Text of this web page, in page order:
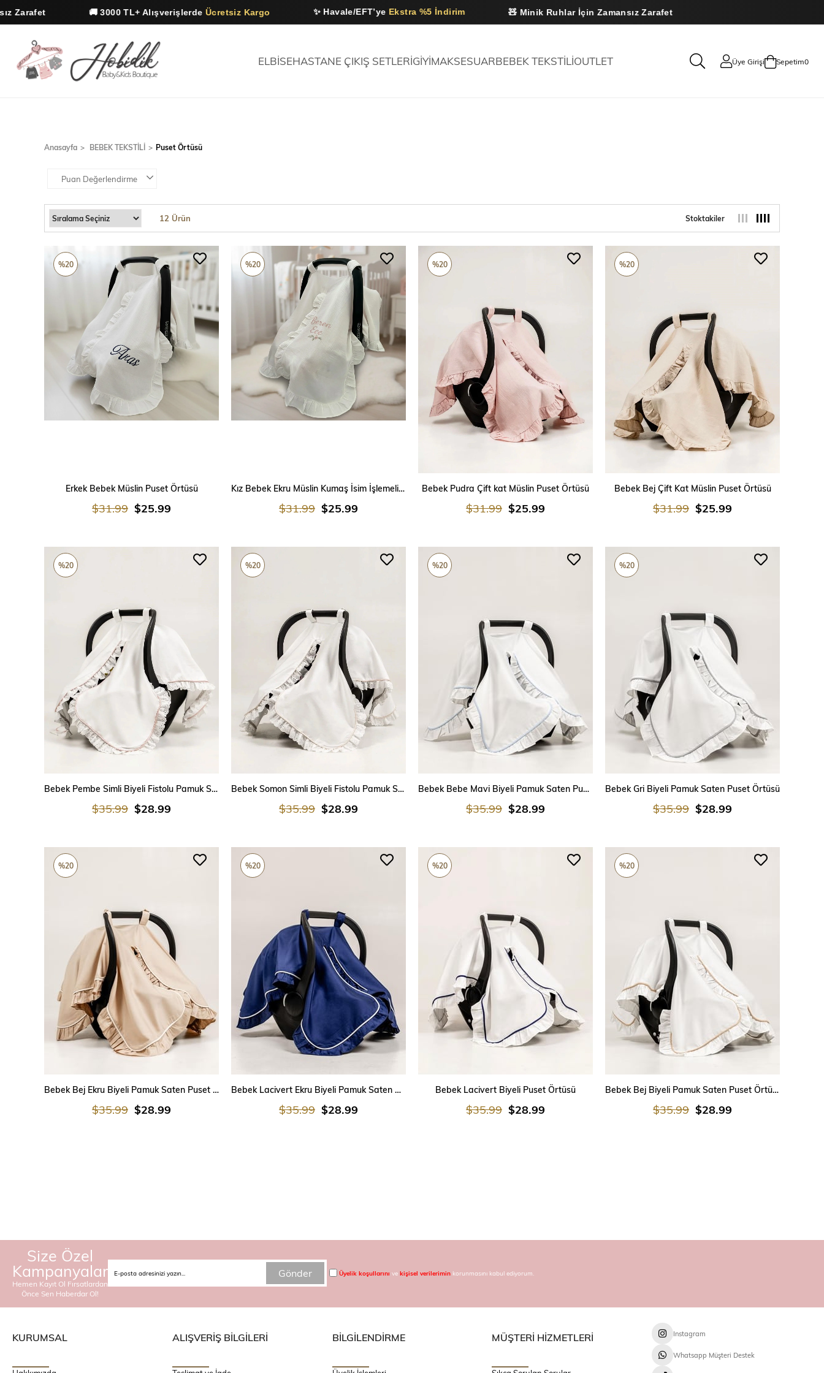
🚚 3000 TL+ AlışverişlerdeÜcretsiz Kargo ✨ Havale/EFT’yeEkstra %5 İndirim 🧸 Minik Ruhlar İçin Zamansız Zarafet
ELBİSEHASTANE ÇIKIŞ SETLERİGİYİMAKSESUARBEBEK TEKSTİLİOUTLET Üye Girişi Sepetim0
Anasayfa BEBEK TEKSTİLİ Puset Örtüsü
Puan Değerlendirme
Stoktakiler
12 Ürün
Erkek Bebek Müslin Puset Örtüsü
$25.99
$31.99
%20
Kız Bebek Ekru Müslin Kumaş İsim İşlemeli Puset Örtüsü
$25.99
$31.99
%20
Bebek Pudra Çift kat Müslin Puset Örtüsü
$25.99
$31.99
%20
Bebek Bej Çift Kat Müslin Puset Örtüsü
$25.99
$31.99
%20
SEPETE EKLE
Bebek Pembe Simli Biyeli Fistolu Pamuk Saten Puset Örtüsü
$28.99
$35.99
%20
SEPETE EKLE
Bebek Somon Simli Biyeli Fistolu Pamuk Saten Puset Örtüsü
$28.99
$35.99
%20
SEPETE EKLE
Bebek Bebe Mavi Biyeli Pamuk Saten Puset Örtüsü
$28.99
$35.99
%20
SEPETE EKLE
Bebek Gri Biyeli Pamuk Saten Puset Örtüsü
$28.99
$35.99
%20
Bebek Bej Ekru Biyeli Pamuk Saten Puset Örtüsü
$28.99
$35.99
%20
Bebek Lacivert Ekru Biyeli Pamuk Saten Puset Örtüsü
$28.99
$35.99
%20
Bebek Lacivert Biyeli Puset Örtüsü
$28.99
$35.99
%20
Bebek Bej Biyeli Pamuk Saten Puset Örtüsü
$28.99
$35.99
%20
Size Özel
Kampanyalar
Hemen Kayıt Ol Fırsatlardan
Önce Sen Haberdar Ol!
Gönder Üyelik koşullarını ve kişisel verileriminkorunmasını kabul ediyorum.
KURUMSAL ALIŞVERİŞ BİLGİLERİ BİLGİLENDİRME MÜŞTERİ HİZMETLERİ Instagram
Whatsapp Müşteri Destek